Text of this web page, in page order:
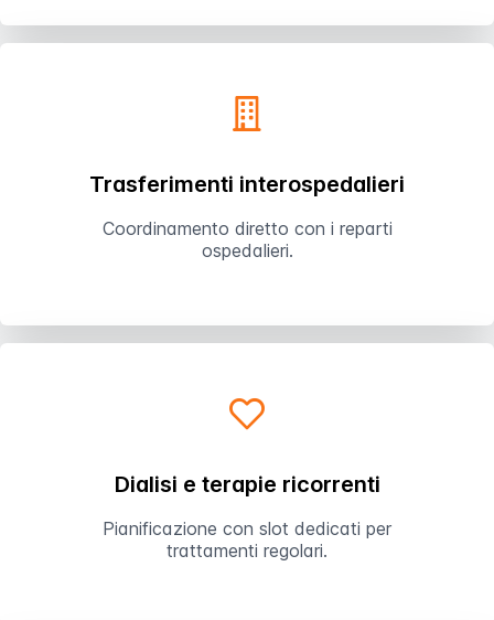
Trasferimenti interospedalieri
Coordinamento diretto con i reparti
ospedalieri.
Dialisi e terapie ricorrenti
Pianificazione con slot dedicati per
trattamenti regolari.